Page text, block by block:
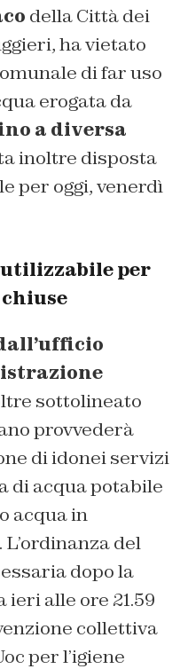
della Città dei
ha vietato
di far uso
erogata da
a diversa
inoltre disposta
per oggi, venerdì
per
sottolineato
provvederà
di idonei servizi
di acqua potabile
acqua in
L’ordinanza del
dopo la
alle ore 21.59
collettiva
per l’igiene